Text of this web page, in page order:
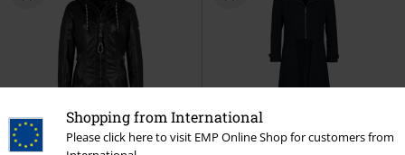
Shopping from International
Please click here to visit EMP Online Shop for customers from
% Quasi esaurito